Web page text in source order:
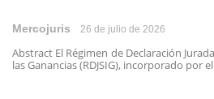
Mercojuris 26 de julio de 2026
Abstract El Régimen de Declaración
las Ganancias (RDJSIG), incorporado por